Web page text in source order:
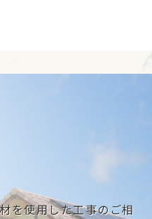
を使用した工事のご相